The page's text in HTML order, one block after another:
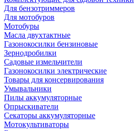
Для бензотриммеров
Для мотобуров
Мотобуры
Масла двухтактные
Газонокосилки бензиновые
Зернодробилки
Садовые измельчители
Газонокосилки электрические
Товары для консервирования
Умывальники
Пилы аккумуляторные
Опрыскиватели
Секаторы аккумуляторные
Мотокультиваторы